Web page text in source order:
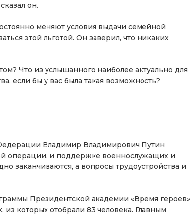
он.
меняют условия выдачи семейной
этой льготой. Он заверил, что никаких
Что из услышанного наиболее актуально для
если бы у вас была такая возможность?
Владимир Владимирович Путин
операции, и поддержке военнослужащих и
заканчиваются, а вопросы трудоустройства и
Президентской академии «Время героев»
из которых отобрали 83 человека. Главным